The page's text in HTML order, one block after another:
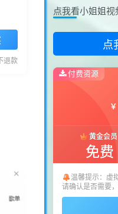
退款
sihedian
sihedian
111111
sihedian
sihedian
111111
用户
怎么一
用户
看看隐
点我看小姐姐视
点
付费资源
￥
黄金会员
免费
温馨提示：虚
请确认是否需要